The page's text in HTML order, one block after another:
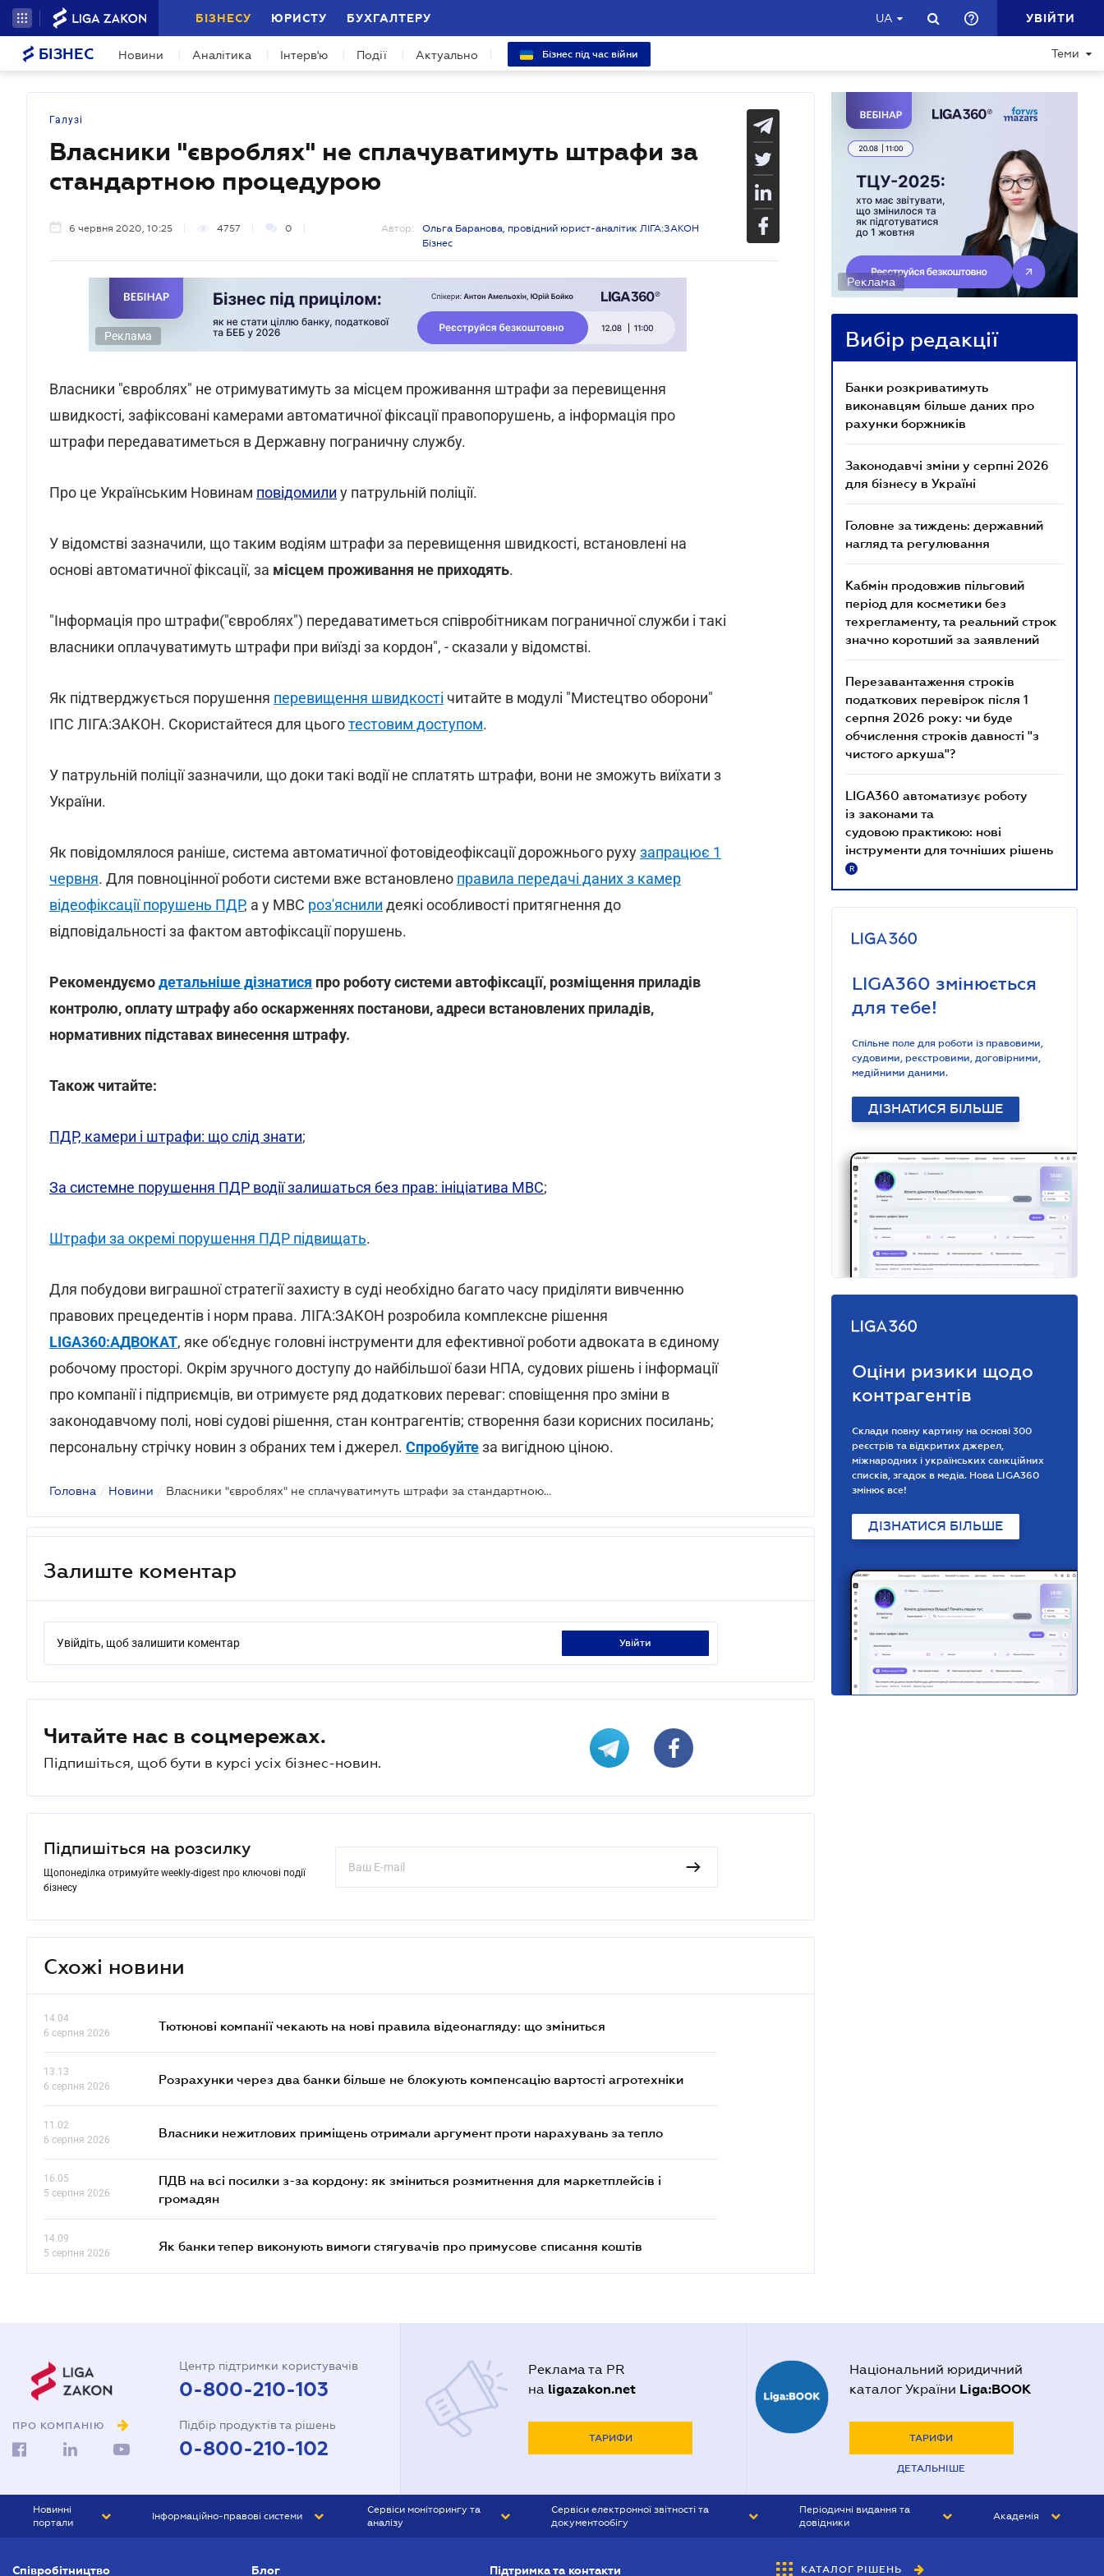
БІЗНЕСУ ЮРИСТУ БУХГАЛТЕРУ UA УВІЙТИ
БІЗНЕС Новини Аналітика Інтерв'ю Події Актуально Бізнес під час війни Теми
Галузі
Власники "євроблях" не сплачуватимуть штрафи за
стандартною процедурою
6 червня 2020, 10:25 4757 0 Автор:
Ольга Баранова, провідний юрист-аналітик ЛІГА:ЗАКОН
Бізнес
Реклама
Власники "євроблях" не отримуватимуть за місцем проживання штрафи за перевищення
швидкості, зафіксовані камерами автоматичної фіксації правопорушень, а інформація про
штрафи передаватиметься в Державну пограничну службу.
Про це Українським Новинам повідомили у патрульній поліції.
У відомстві зазначили, що таким водіям штрафи за перевищення швидкості, встановлені на
основі автоматичної фіксації, за місцем проживання не приходять.
"Інформація про штрафи("євроблях") передаватиметься співробітникам пограничної служби і такі
власники оплачуватимуть штрафи при виїзді за кордон", - сказали у відомстві.
Як підтверджується порушення перевищення швидкості читайте в модулі "Мистецтво оборони"
ІПС ЛІГА:ЗАКОН. Скористайтеся для цьоготестовим доступом.
У патрульній поліції зазначили, що доки такі водії не сплатять штрафи, вони не зможуть виїхати з
України.
Як повідомлялося раніше, система автоматичної фотовідеофіксації дорожнього рухузапрацює 1
червня. Для повноцінної роботи системи вже встановлено правила передачі даних з камер
відеофіксації порушень ПДР, а у МВС роз'яснили деякі особливості притягнення до
відповідальності за фактом автофіксації порушень.
Рекомендуємодетальніше дізнатися про роботу системи автофіксації, розміщення приладів
контролю, оплату штрафу або оскарженнях постанови, адреси встановлених приладів,
нормативних підставах винесення штрафу.
Також читайте:
ПДР, камери і штрафи: що слід знати;
За системне порушення ПДР водії залишаться без прав: ініціатива МВС;
Штрафи за окремі порушення ПДР підвищать.
Для побудови виграшної стратегії захисту в суді необхідно багато часу приділяти вивченню
правових прецедентів і норм права. ЛІГА:ЗАКОН розробила комплексне рішення
LIGA360:АДВОКАТ, яке об'єднує головні інструменти для ефективної роботи адвоката в єдиному
робочому просторі. Окрім зручного доступу до найбільшої бази НПА, судових рішень і інформації
про компанії і підприємців, ви отримуєте ряд додаткових переваг: сповіщення про зміни в
законодавчому полі, нові судові рішення, стан контрагентів; створення бази корисних посилань;
персональну стрічку новин з обраних тем і джерел. Спробуйтеза вигідною ціною.
Головна / Новини / Власники "євроблях" не сплачуватимуть штрафи за стандартною процедурою
Залиште коментар
Увійдіть, щоб залишити коментар увійти
Читайте нас в соцмережах.
Підпишіться, щоб бути в курсі усіх бізнес-новин.
Підпишіться на розсилку
Щопонеділка отримуйте weekly-digest про ключові події
бізнесу
Схожі новини
14.04
6 серпня 2026
Тютюнові компанії чекають на нові правила відеонагляду: що зміниться
13.13
6 серпня 2026
Розрахунки через два банки більше не блокують компенсацію вартості агротехніки
11.02
6 серпня 2026
Власники нежитлових приміщень отримали аргумент проти нарахувань за тепло
16.05
5 серпня 2026
ПДВ на всі посилки з-за кордону: як зміниться розмитнення для маркетплейсів і
громадян
14.09
5 серпня 2026
Як банки тепер виконують вимоги стягувачів про примусове списання коштів
Реклама
Вибір редакції
Банки розкриватимуть
виконавцям більше даних про
рахунки боржників
Законодавчі зміни у серпні 2026
для бізнесу в Україні
Головне за тиждень: державний
нагляд та регулювання
Кабмін продовжив пільговий
період для косметики без
техрегламенту, та реальний строк
значно коротший за заявлений
Перезавантаження строків
податкових перевірок після 1
серпня 2026 року: чи буде
обчислення строків давності "з
чистого аркуша"?
LIGA360 автоматизує роботу
із законами та
судовою практикою: нові
інструменти для точніших рішень
R
LIGA360 змінюється
для тебе!
Спільне поле для роботи із правовими,
судовими, реєстровими, договірними,
медійними даними.
ДІЗНАТИСЯ БІЛЬШЕ
Оціни ризики щодо
контрагентів
Склади повну картину на основі 300
реєстрів та відкритих джерел,
міжнародних і українських санкційних
списків, згадок в медіа. Нова LIGA360
змінює все!
ДІЗНАТИСЯ БІЛЬШЕ
ПРО КОМПАНІЮ
Центр підтримки користувачів
0-800-210-103
Підбір продуктів та рішень
0-800-210-102
Реклама та PR
на ligazakon.net
ТАРИФИ
Національний юридичний
каталог України Liga:BOOK
ТАРИФИ
ДЕТАЛЬНІШЕ
Новинні
портали
Інформаційно-правові системи
Сервіси моніторингу та
аналізу
Сервіси електронної звітності та
документообігу
Періодичні видання та
довідники
Академія
Співробітництво Блог Підтримка та контакти КАТАЛОГ РІШЕНЬ